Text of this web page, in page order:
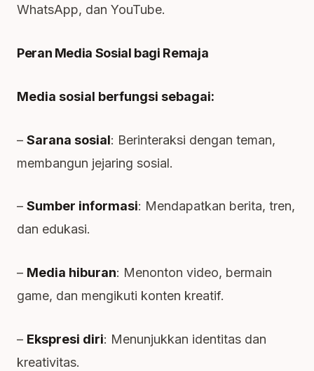
WhatsApp, dan YouTube.
Peran Media Sosial bagi Remaja
Media sosial berfungsi sebagai:
– Sarana sosial: Berinteraksi dengan teman,
membangun jejaring sosial.
– Sumber informasi: Mendapatkan berita, tren,
dan edukasi.
– Media hiburan: Menonton video, bermain
game, dan mengikuti konten kreatif.
– Ekspresi diri: Menunjukkan identitas dan
kreativitas.